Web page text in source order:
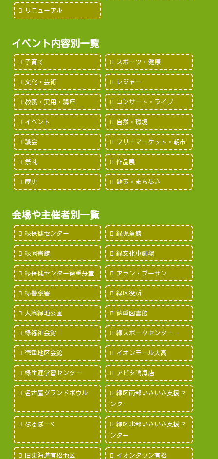
リニューアル
イベント内容別一覧
子育て スポーツ・健康
文化・芸術 レジャー
教養・実用・講座 コンサート・ライブ
イベント 自然・環境
議会 フリーマーケット・朝市
祭礼 作品展
歴史 散策・まち歩き
会場や主催者別一覧
緑保健センター 緑児童館
緑図書館 緑文化小劇場
緑保健センター徳重分室 アラン・プーサン
緑警察署 緑区役所
大高緑地公園 徳重図書館
緑福祉会館 緑スポーツセンター
徳重地区会館 イオンモール大高
緑生涯学習センター アピタ鳴海店
名古屋グランドボウル
緑区南部いきいき支援セ
ンター
なるぱーく
緑区北部いきいき支援セ
ンター
旧東海道有松地区 イオンタウン有松